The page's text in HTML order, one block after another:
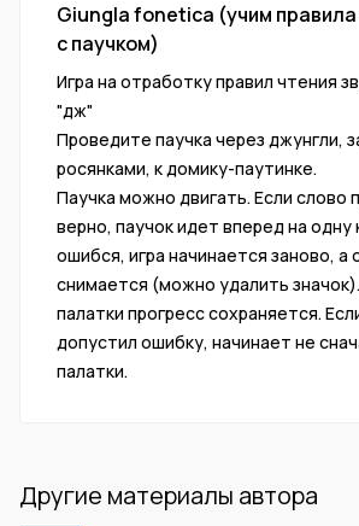
Giungla fonetica (учим правила
с паучком)
Игра на отработку правил чтения
"дж"
Проведите паучка через джунгли,
росянками, к домику-паутинке.
Паучка можно двигать. Если слово
верно, паучок идет вперед на одну
ошибся, игра начинается заново, а
снимается (можно удалить
палатки прогресс сохраняется.
допустил ошибку, начинает не
палатки.
Другие материалы автора